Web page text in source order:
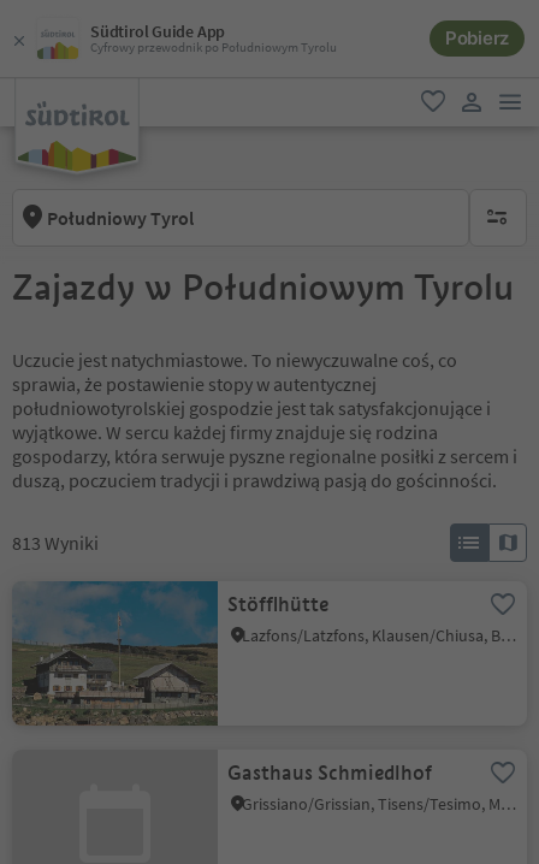
Südtirol Guide App
Cyfrowy przewodnik po Południowym Tyrolu Pobierz
ulubione
Południowy Tyrol brak
Zajazdy w Południowym Tyrolu
Uczucie jest natychmiastowe. To niewyczuwalne coś, co
sprawia, że postawienie stopy w autentycznej
południowotyrolskiej gospodzie jest tak satysfakcjonujące i
wyjątkowe. W sercu każdej firmy znajduje się rodzina
gospodarzy, która serwuje pyszne regionalne posiłki z sercem i
duszą, poczuciem tradycji i prawdziwą pasją do gościnności.
813 Wyniki
Stöfflhütte
Lazfons/Latzfons, Klausen/Chiusa, Brixen/Bressanone and environs
Gasthaus Schmiedlhof
Grissiano/Grissian, Tisens/Tesimo, Meran/Merano and environs